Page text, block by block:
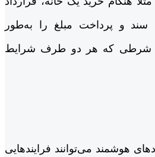
سند و پرداخت مبلغ را به‌طور
به شرطی که هر دو طرف شرایط
هوشمند می‌توانند فرایندهایی